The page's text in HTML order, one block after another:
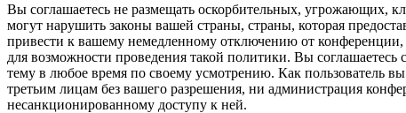
Вы соглашаетесь не размещать оскорбительных, угрожающих,
могут нарушить законы вашей страны, страны, которая
привести к вашему немедленному отключению от конференции,
для возможности проведения такой политики. Вы
тему в любое время по своему усмотрению. Как пользователь
третьим лицам без вашего разрешения, ни администрация
несанкционированному доступу к ней.